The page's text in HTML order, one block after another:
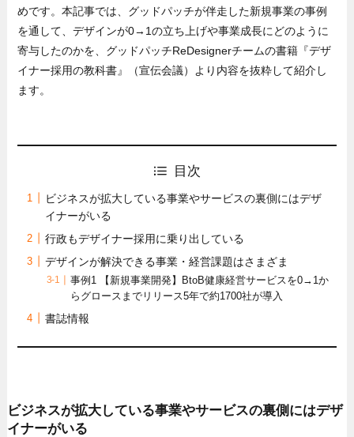
めです。本記事では、グッドパッチが伴走した新規事業の事例
を通して、デザインが0→1の立ち上げや事業成長にどのように
寄与したのかを、グッドパッチReDesignerチームの書籍『デザ
イナー採用の教科書』（宣伝会議）より内容を抜粋して紹介し
ます。
目次
ビジネスが拡大している事業やサービスの裏側にはデザ
イナーがいる
行政もデザイナー採用に乗り出している
デザインが解決できる事業・経営課題はさまざま
事例1 【新規事業開発】BtoB健康経営サービスを0→1か
らグロースまでリリース5年で約1700社が導入
書誌情報
ビジネスが拡大している事業やサービスの裏側にはデザ
イナーがいる